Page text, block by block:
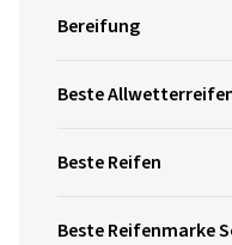
Bereifung
Beste
Beste Reifen
Beste Reifenmarke